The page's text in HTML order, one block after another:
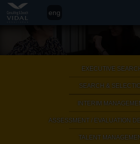
eng
ar
EXECUTIVE
SEARCH &
INTERIM
ASSESSMENT / EVALUATION
TALENT